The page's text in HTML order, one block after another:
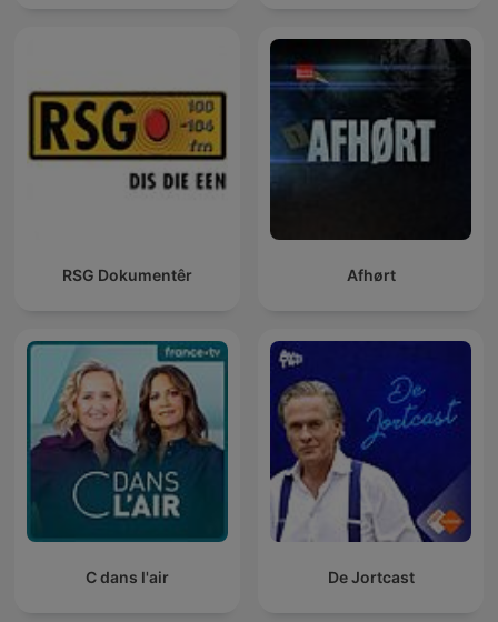
RSG Dokumentêr Afhørt
C dans l'air De Jortcast